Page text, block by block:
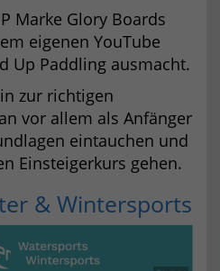
Marke Glory Boards
eigenen YouTube
Up Paddling ausmacht.
zur richtigen
vor allem als Anfänger
eintauchen und
Einsteigerkurs gehen.
& Wintersports